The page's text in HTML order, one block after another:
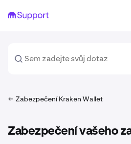
Zabezpečení Kraken Wallet
Zabezpečení vašeho